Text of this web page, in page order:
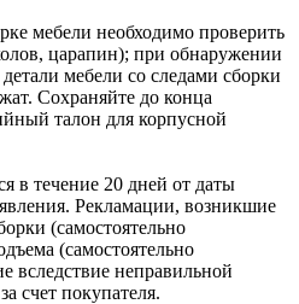
мебели необходимо проверить
царапин); при обнаружении
мебели со следами сборки
Сохраняйте до конца
талон для корпусной
в течение 20 дней от даты
Рекламации, возникшие
(самостоятельно
(самостоятельно
вследствие неправильной
счет покупателя.